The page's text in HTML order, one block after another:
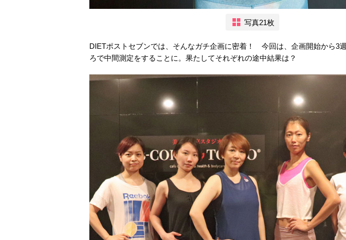
写真21枚
DIETポストセブンでは、そんなガチ企画に密着！ 今回は、企画開始から3
ろで中間測定をすることに。果たしてそれぞれの途中結果は？